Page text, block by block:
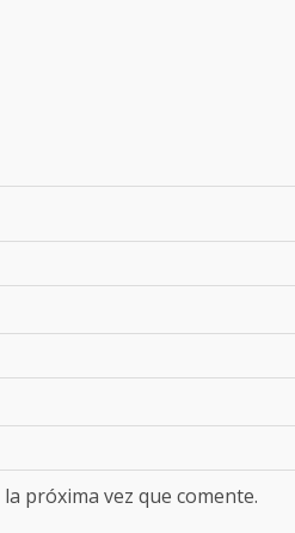
próxima vez que comente.